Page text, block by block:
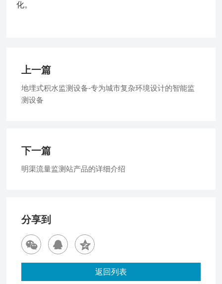
化。
上一篇
地埋式积水监测设备-专为城市复杂环境设计的智能监
测设备
下一篇
明渠流量监测站产品的详细介绍
分享到
返回列表